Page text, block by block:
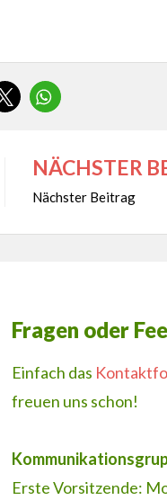
NÄCHSTER
Nächster Beitrag
Fragen oder
Einfach das
freuen uns schon!
Erste Vorsitzende: